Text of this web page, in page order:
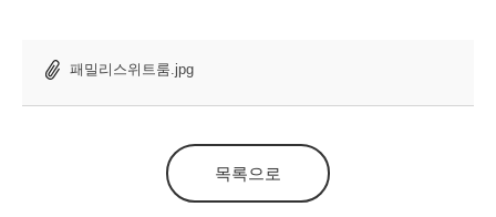
패밀리스위트룸.jpg
목록으로